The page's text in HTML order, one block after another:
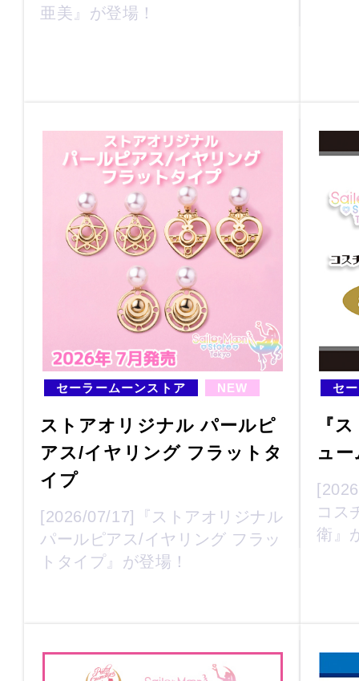
亜美』が登場！
セーラームーンストア NEW
ストアオリジナル パールピ
アス/イヤリング フラットタ
イプ
[2026/07/17]『ストアオリジナル
パールピアス/イヤリング フラッ
トタイプ』が登場！
セ
『
ュ
コス
衛』